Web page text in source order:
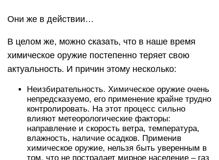
Они же в действии…
В целом же, можно сказать, что в наше время
химическое оружие постепенно теряет свою
актуальность. И причин этому несколько:
Неизбирательность. Химическое оружие очень
непредсказуемо, его применение крайне трудно
контролировать. На этот процесс сильно
влияют метеорологические факторы:
направление и скорость ветра, температура,
влажность, наличие осадков. Применив
химическое оружие, нельзя быть уверенным в
том, что не пострадает мирное население – газ